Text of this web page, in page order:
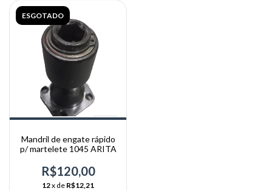
ESGOTADO
Mandril de engate rápido
p/ martelete 1045 ARITA
R$120,00
12x de R$12,21